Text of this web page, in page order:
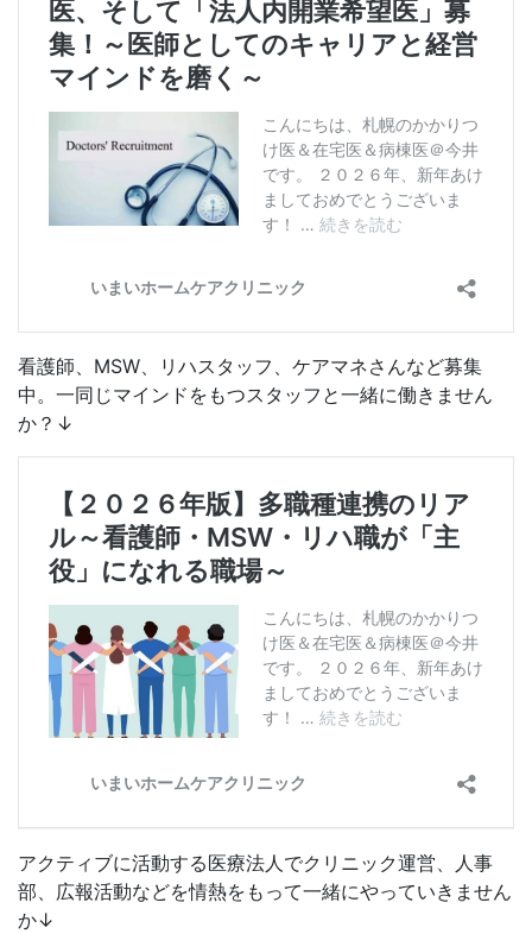
看護師、MSW、リハスタッフ、ケアマネさんなど募集
中。一同じマインドをもつスタッフと一緒に働きません
か？↓
アクティブに活動する医療法人でクリニック運営、人事
部、広報活動などを情熱をもって一緒にやっていきません
か↓